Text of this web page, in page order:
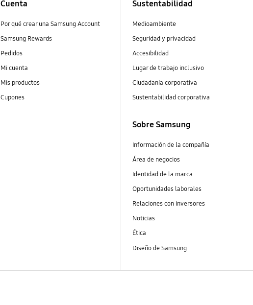
Cuenta
Por qué crear una Samsung Account
Samsung Rewards
Pedidos
Mi cuenta
Mis productos
Cupones
Sustentabilidad
Medioambiente
Seguridad y privacidad
Accesibilidad
Lugar de trabajo inclusivo
Ciudadanía corporativa
Sustentabilidad corporativa
Sobre Samsung
Información de la compañía
Área de negocios
Identidad de la marca
Oportunidades laborales
Relaciones con inversores
Noticias
Ética
Diseño de Samsung